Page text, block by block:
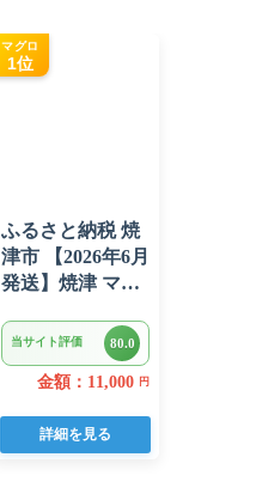
マグロ
1位
ふるさと納税 焼
津市 【2026年6月
発送】焼津 マグ
ト F4 ねぎとろ
(a10-875202606)
当サイト評価 80.0
金額：11,000 円
詳細を見る